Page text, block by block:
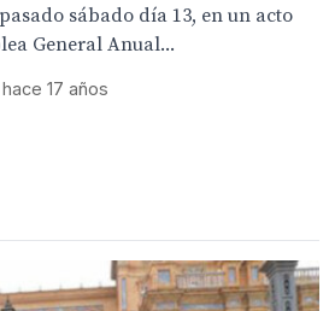
sábado día 13, en un acto
General Anual...
hace 17 años